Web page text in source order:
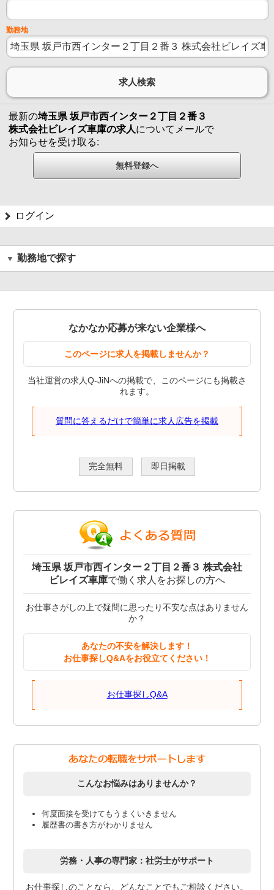
勤務地
最新の埼玉県 坂戸市西インター２丁目２番３
株式会社ビレイズ車庫の求人についてメールで
お知らせを受け取る:
ログイン
勤務地で探す
なかなか応募が来ない企業様へ
このページに求人を掲載しませんか？
当社運営の求人Q-JiNへの掲載で、このページにも掲載さ
れます。
質問に答えるだけで簡単に求人広告を掲載
完全無料 即日掲載
埼玉県 坂戸市西インター２丁目２番３ 株式会社
ビレイズ車庫で働く求人をお探しの方へ
お仕事さがしの上で疑問に思ったり不安な点はありません
か？
あなたの不安を解決します！
お仕事探しQ&Aをお役立てください！
お仕事探しQ&A
こんなお悩みはありませんか？
何度面接を受けてもうまくいきません
履歴書の書き方がわかりません
労務・人事の専門家：社労士がサポート
お仕事探しのことなら、どんなことでもご相談ください。